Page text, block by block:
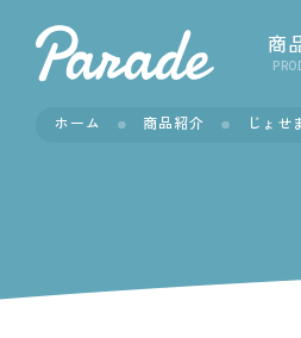
商
ホーム 商品紹介 じょせ